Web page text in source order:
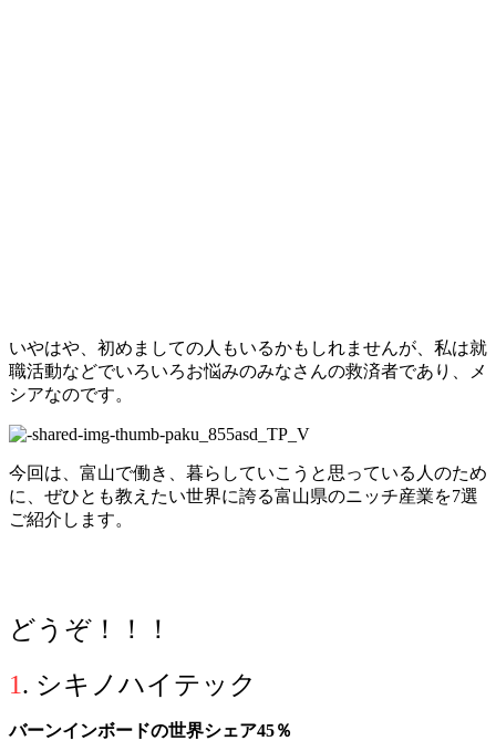
いやはや、初めましての人もいるかもしれませんが、私は就
職活動などでいろいろお悩みのみなさんの救済者であり、メ
シアなのです。
今回は、富山で働き、暮らしていこうと思っている人のため
に、ぜひとも教えたい世界に誇る富山県のニッチ産業を7選
ご紹介します。
どうぞ！！！
1. シキノハイテック
バーンインボードの世界シェア45％